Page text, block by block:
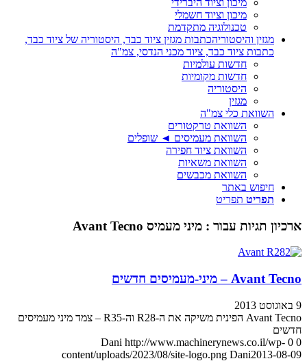
מיכון וציוד היברידי
מיכון וציוד חשמלי
טכנולוגיה מתקדמת
מגזין והיסטוריהכתבות מגזין ציוד כבד, היסטוריה של ציוד כבד,
כתבות ציוד כבד, ציוד מכני הנדסי, צמ"ה
חדשות עולמיות
חדשות מקומיות
היסטוריה
מגזין
השוואת כלי צמ"ה
השוואת טרקטורים
השוואת מעמיסים ◄ שופלים
השוואת ציוד חפירה
השוואת משאיות
השוואת מכבשים
חיפוש באתר
תפריט תפריט
ארכיון תגיות עבור : מיני מעמיס Avant Tecno
Avant Tecno – מיני-מעמיסים חדשים
9 באוגוסט 2013
Avant Tecno הפינית משיקה את ה-R28 וה-R35 – צמד מיני מעמיסים
חדשים
0
0
Dani http://www.machinerynews.co.il/wp-
content/uploads/2023/08/site-logo.png Dani2013-08-09